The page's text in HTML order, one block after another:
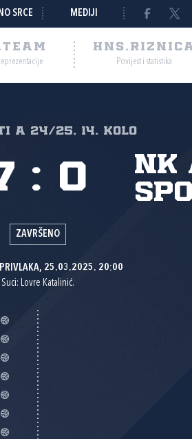
SRCE MEDIJI
Povijest i statistika
A 24/25, 14. kolo
NK
: 0
ZAVRŠENO
PRIVLAKA, 25.03.2025. 20:00
Suci: Lovre Katalinić.